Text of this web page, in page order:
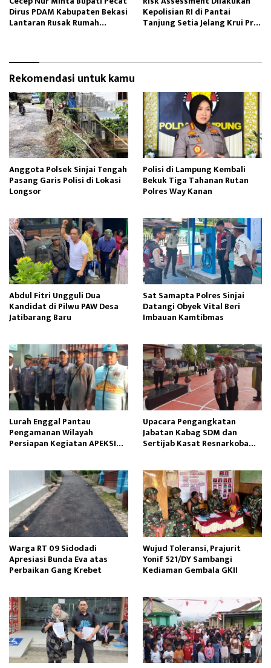
Dirus PDAM Kabupaten Bekasi
Lantaran Rusak Rumah
Kepolisian RI di Pantai
Tanjung Setia Jelang Krui Pro
Rekomendasi untuk kamu
Anggota Polsek Sinjai Tengah
Pasang Garis Polisi di Lokasi
Longsor
Polisi di Lampung Kembali
Bekuk Tiga Tahanan Rutan
Polres Way Kanan
Abdul Fitri Ungguli Dua
Kandidat di Pilwu PAW Desa
Jatibarang Baru
Sat Samapta Polres Sinjai
Datangi Obyek Vital Beri
Imbauan Kamtibmas
Lurah Enggal Pantau
Pengamanan Wilayah
Persiapan Kegiatan APEKSI
Upacara Pengangkatan
Jabatan Kabag SDM dan
Sertijab Kasat Resnarkoba
Warga RT 09 Sidodadi
Apresiasi Bunda Eva atas
Perbaikan Gang Krebet
Wujud Toleransi, Prajurit
Yonif 521/DY Sambangi
Kediaman Gembala GKII